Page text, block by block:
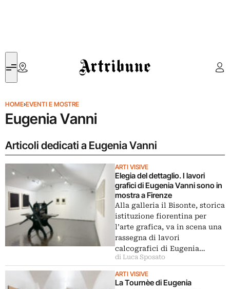
Artribune
HOME›EVENTI E MOSTRE
Eugenia Vanni
Articoli dedicati a Eugenia Vanni
ARTI VISIVE
Elegia del dettaglio. I lavori
grafici di Eugenia Vanni sono in
mostra a Firenze
Alla galleria il Bisonte, storica
istituzione fiorentina per
l’arte grafica, va in scena una
rassegna di lavori
calcografici di Eugenia…
di Luca Sposato
ARTI VISIVE
La Tournèe di Eugenia